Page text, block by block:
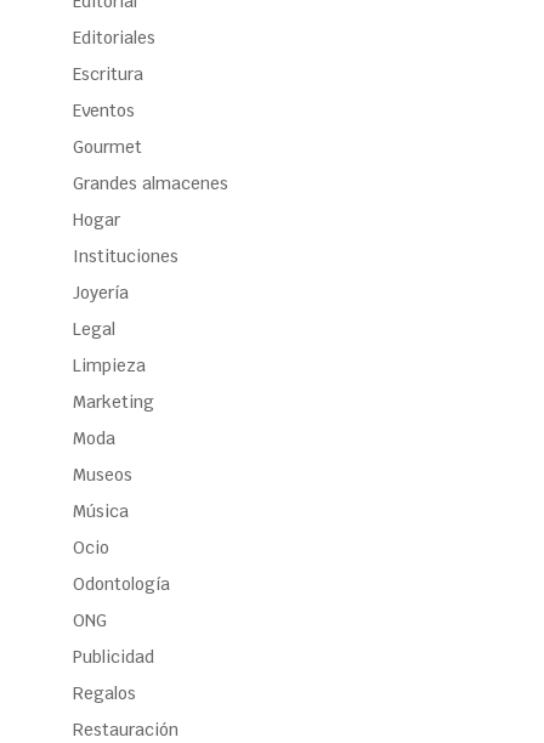
Editoriales
Escritura
Eventos
Gourmet
Grandes almacenes
Hogar
Instituciones
Joyería
Legal
Limpieza
Marketing
Moda
Museos
Música
Ocio
Odontología
ONG
Publicidad
Regalos
Restauración